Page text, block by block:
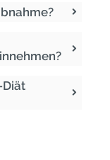
Diät